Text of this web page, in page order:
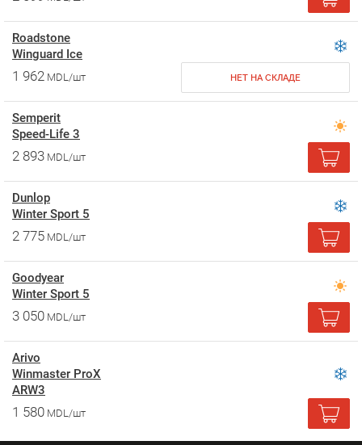
Roadstone
Winguard Ice
1 962 MDL/шт НЕТ НА СКЛАДЕ
Semperit
Speed-Life 3
2 893 MDL/шт
Dunlop
Winter Sport 5
2 775 MDL/шт
Goodyear
Winter Sport 5
3 050 MDL/шт
Arivo
Winmaster ProX
ARW3
1 580 MDL/шт